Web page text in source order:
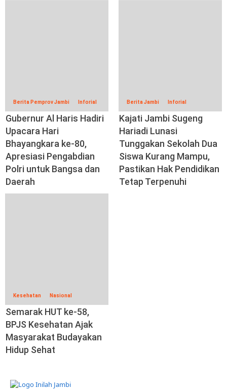
Berita Pemprov Jambi Inforial
Gubernur Al Haris Hadiri
Upacara Hari
Bhayangkara ke-80,
Apresiasi Pengabdian
Polri untuk Bangsa dan
Daerah
Berita Jambi Inforial
Kajati Jambi Sugeng
Hariadi Lunasi
Tunggakan Sekolah Dua
Siswa Kurang Mampu,
Pastikan Hak Pendidikan
Tetap Terpenuhi
Kesehatan Nasional
Semarak HUT ke-58,
BPJS Kesehatan Ajak
Masyarakat Budayakan
Hidup Sehat